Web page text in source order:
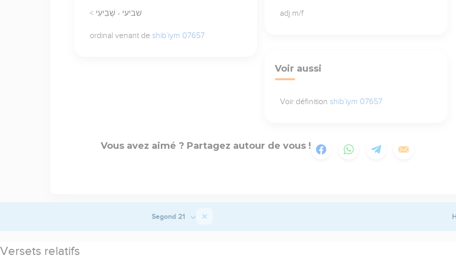
< שביעי - שְׁבִיעִי
ordinal venant de shib`iym 07657
adj m/f
Voir aussi
Voir définition shib`iym 07657
Vous avez aimé ? Partagez autour de vous !
Segond 21
Versets relatifs